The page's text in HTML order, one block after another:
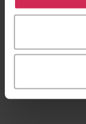
tilpasse ditt
DRM-
Om boken